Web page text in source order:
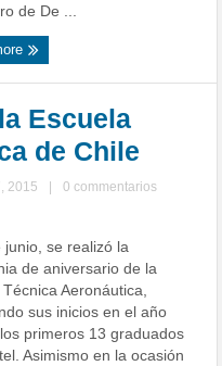
de De ...
Escuela
de Chile
2015
0 commentarios
junio, se realizó la
de aniversario de la
Técnica Aeronáutica,
sus inicios en el año
primeros 13 graduados
Asimismo en la ocasión